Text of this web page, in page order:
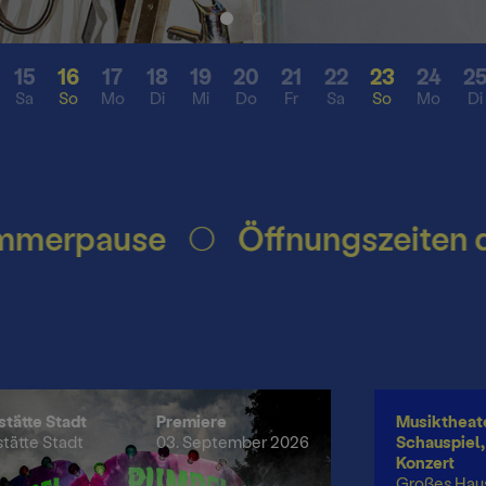
Presse
15
Sa
16
So
17
Mo
18
Di
19
Mi
20
Do
21
Fr
22
Sa
23
So
24
Mo
25
Di
Öffnungszeiten des
Stadt
Stadt
Premiere
03. September 2026
Konzert